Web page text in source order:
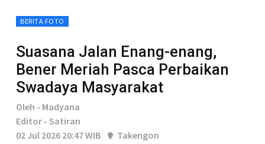
BERITA FOTO
Suasana Jalan Enang-enang,
Bener Meriah Pasca Perbaikan
Swadaya Masyarakat
Oleh - Madyana
Editor - Satiran
02 Jul 2026 20:47 WIB
Takengon